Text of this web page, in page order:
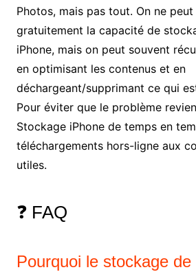
Photos, mais pas tout. On ne
gratuitement la capacité de
iPhone, mais on peut souvent
en optimisant les contenus et en
déchargeant/supprimant ce qui
Pour éviter que le problème
Stockage iPhone de temps en
téléchargements hors-ligne aux
utiles.
❓ FAQ
Pourquoi le stockage